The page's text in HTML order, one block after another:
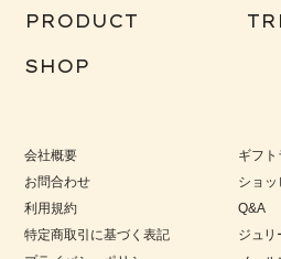
PRODUCT
SHOP
会社概要
お問合わせ
利用規約
特定商取引に基づく表記
ギフ
ショ
Q&A
ジュリ